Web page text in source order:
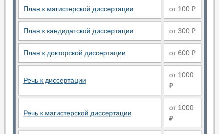
План к магистерской диссертации от 100 ₽
План к кандидатской диссертации от 300 ₽
План к докторской диссертации от 600 ₽
Речь к диссертации
от 1000
₽
Речь к магистерской диссертации
от 1000
₽